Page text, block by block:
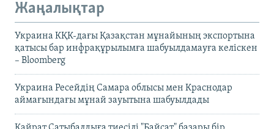
Жаңалықтар
Украина КҚК-дағы Қазақстан мұнайының экспортына
қатысы бар инфрақұрылымға шабуылдамауға келіскен
– Bloomberg
Украина Ресейдің Самара облысы мен Краснодар
аймағындағы мұнай зауытына шабуылдады